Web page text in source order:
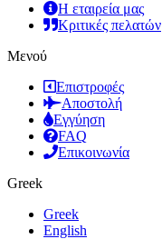
Η εταιρεία μας
Κριτικές πελατών
Μενού
Επιστροφές
Αποστολή
Εγγύηση
FAQ
Επικοινωνία
Greek
Greek
English